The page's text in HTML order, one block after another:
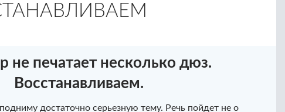
не печатает несколько дюз.
Восстанавливаем.
достаточно серьезную тему. Речь пойдет не о